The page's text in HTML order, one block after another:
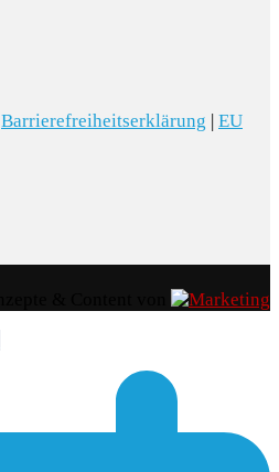
Barrierefreiheitserklärung | EU